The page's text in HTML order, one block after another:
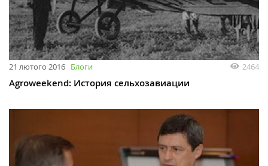
21 лютого 2016 Блоги 2464
Agroweekend: История сельхозавиации